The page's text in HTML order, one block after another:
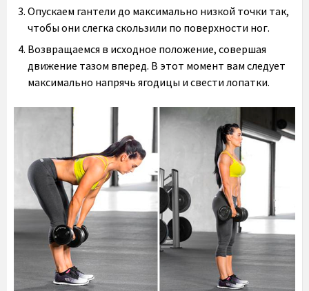
Опускаем гантели до максимально низкой точки так,
чтобы они слегка скользили по поверхности ног.
Возвращаемся в исходное положение, совершая
движение тазом вперед. В этот момент вам следует
максимально напрячь ягодицы и свести лопатки.